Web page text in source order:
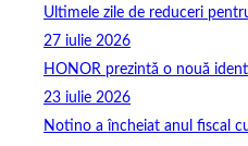
Ultimele zile de reduceri
27 iulie 2026
HONOR prezintă o nouă
23 iulie 2026
Notino a încheiat anul fiscal